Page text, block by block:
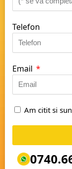
Telefon
Email
Am citit si